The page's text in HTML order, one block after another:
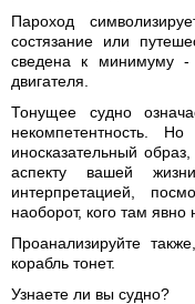
Пароход
состязание или
сведена к минимуму -
двигателя.
Тонущее судно
некомпетентность.
иносказательный
аспекту вашей
интерпретацией,
наоборот, кого там явно
Проанализируйте
корабль тонет.
Узнаете ли вы судно?